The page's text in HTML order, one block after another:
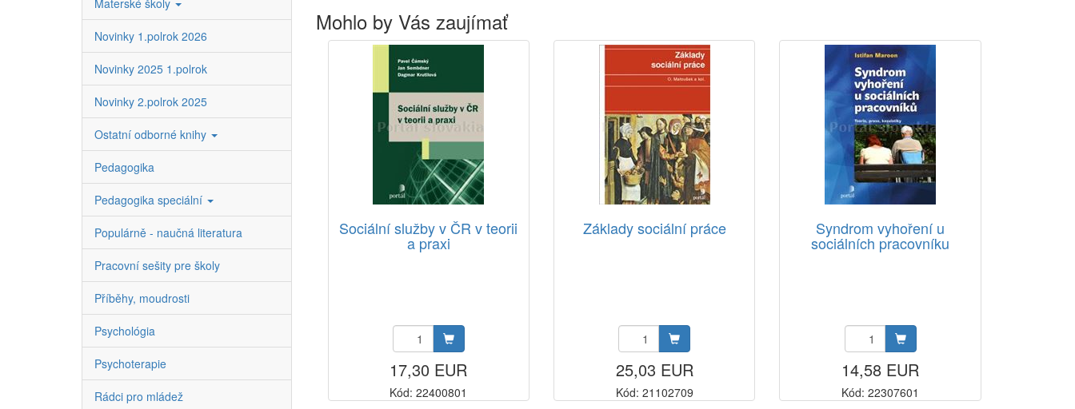
Materské školy
Novinky 1.polrok 2026
Novinky 2025 1.polrok
Novinky 2.polrok 2025
Ostatní odborné knihy
Pedagogika
Pedagogika speciální
Populárně - naučná literatura
Pracovní sešity pre školy
Příběhy, moudrosti
Psychológia
Psychoterapie
Rádci pro mládež
Mohlo by Vás zaujímať
Sociální služby v ČR v teorii
a praxi
17,30 EUR
Kód: 22400801
Základy sociální práce
25,03 EUR
Kód: 21102709
Syndrom vyhoření u
sociálních pracovníku
14,58 EUR
Kód: 22307601